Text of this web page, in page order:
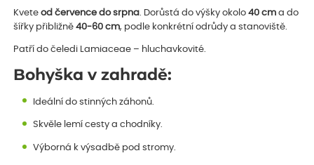
Kveteod července do srpna. Dorůstá do výšky okolo40 cm a do
šířky přibližně40-60 cm, podle konkrétní odrůdy a stanoviště.
Patří do čeledi Lamiaceae – hluchavkovité.
Bohyška v zahradě:
Ideální do stinných záhonů.
Skvěle lemí cesty a chodníky.
Výborná k výsadbě pod stromy.